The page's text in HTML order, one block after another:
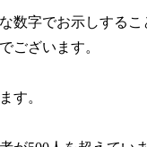
数字でお示しする
ございます。
す。